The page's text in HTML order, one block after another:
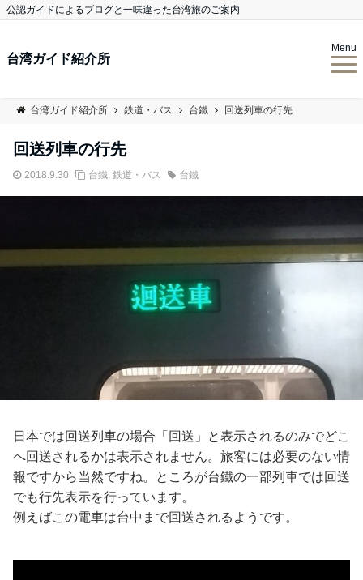
公認ガイドによるブログと一味違った台湾旅のご案内
台湾ガイド紹介所
Menu
台湾ガイド紹介所 鉄道・バス 台鐵 回送列車の行先
回送列車の行先
2018.9.30 台鐵, 鉄道・バス 台鐵
日本では回送列車の場合「回送」と表示されるのみでどこ
へ回送されるかは表示されません。旅客には必要のない情
報ですから当然ですね。ところが台鐵の一部列車では回送
でも行先表示を行っています。
例えばこの電車は台中まで回送されるようです。